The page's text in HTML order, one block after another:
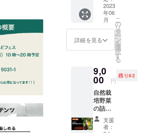
もので
す。 南
アルプ
スと
八ヶ岳
たっぷ
りなさ
もで
す。 ・
名称：
紅はる
か ・原
お得な
イベン
トチ
ケット
をお送
りいた
日チ
ケット
は
11000
円(2000
円お得)
15種類
のサウ
2023
年06
月
詳細を見る
こ
の
リ
タ
ー
ン
を
選
択
す
る
9,0
00 円
残り92
自然栽
培野菜
の詰め
合わせ
●自然栽
支援
者：